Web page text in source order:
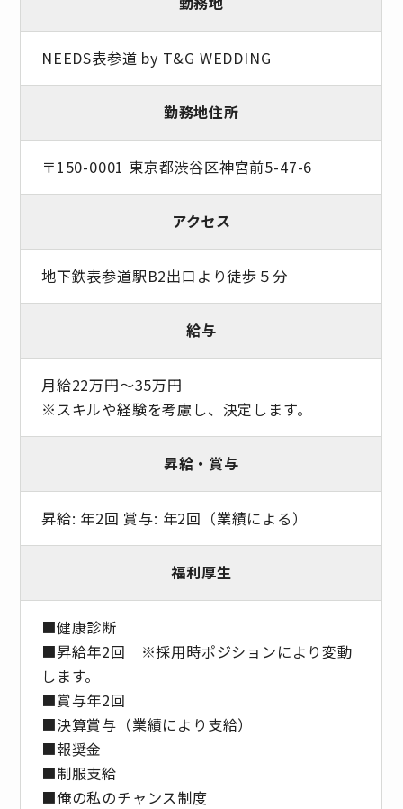
NEEDS表参道 by T&G WEDDING
勤務地住所
〒150-0001 東京都渋谷区神宮前5-47-6
アクセス
地下鉄表参道駅B2出口より徒歩５分
給与
月給22万円～35万円
※スキルや経験を考慮し、決定します。
昇給・賞与
昇給: 年2回 賞与: 年2回（業績による）
福利厚生
■健康診断
■昇給年2回 ※採⽤時ポジションにより変動
します。
■賞与年2回
■決算賞与（業績により⽀給）
■報奨⾦
■制服支給
■俺の私のチャンス制度